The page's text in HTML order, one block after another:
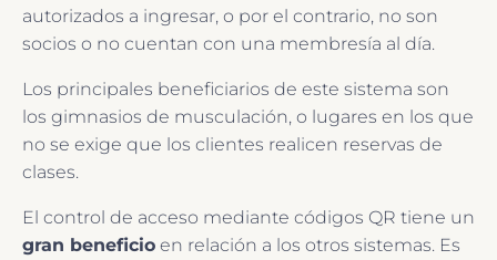
autorizados a ingresar, o por el contrario, no son
socios o no cuentan con una membresía al día.
Los principales beneficiarios de este sistema son
los gimnasios de musculación, o lugares en los que
no se exige que los clientes realicen reservas de
clases.
El control de acceso mediante códigos QR tiene un
gran beneficio en relación a los otros sistemas. Es